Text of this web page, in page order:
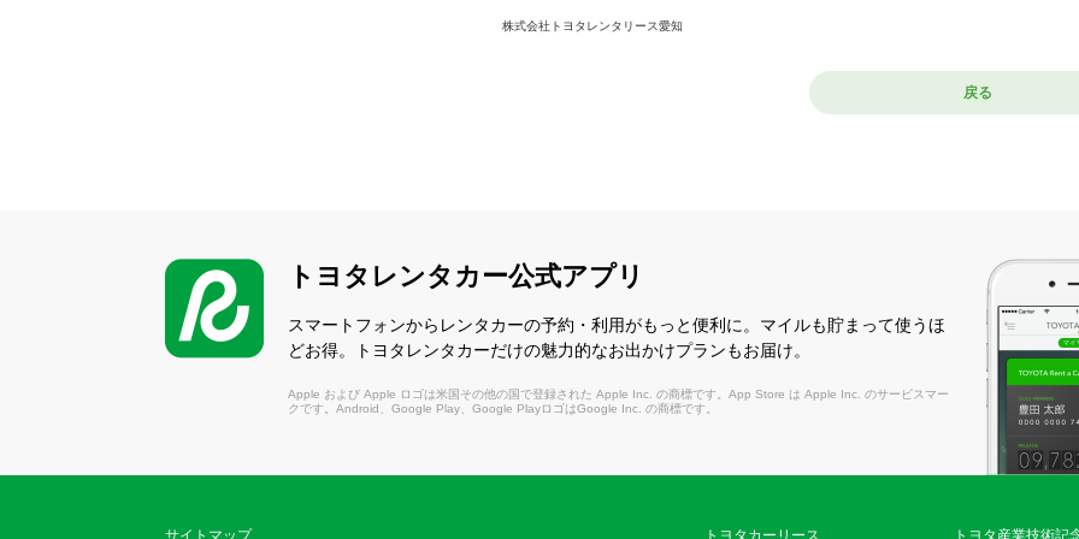
株式会社トヨタレンタリース愛知
戻る
トヨタレンタカー公式アプリ
スマートフォンからレンタカーの予約・利用がもっと便利に。マイルも貯まって使うほ
どお得。トヨタレンタカーだけの魅力的なお出かけプランもお届け。
Apple および Apple ロゴは米国その他の国で登録された Apple Inc. の商標です。App Store は Apple Inc. のサービスマー
クです。Android、Google Play、Google PlayロゴはGoogle Inc. の商標です。
サイトマップ トヨタカーリース トヨタ産業技術記